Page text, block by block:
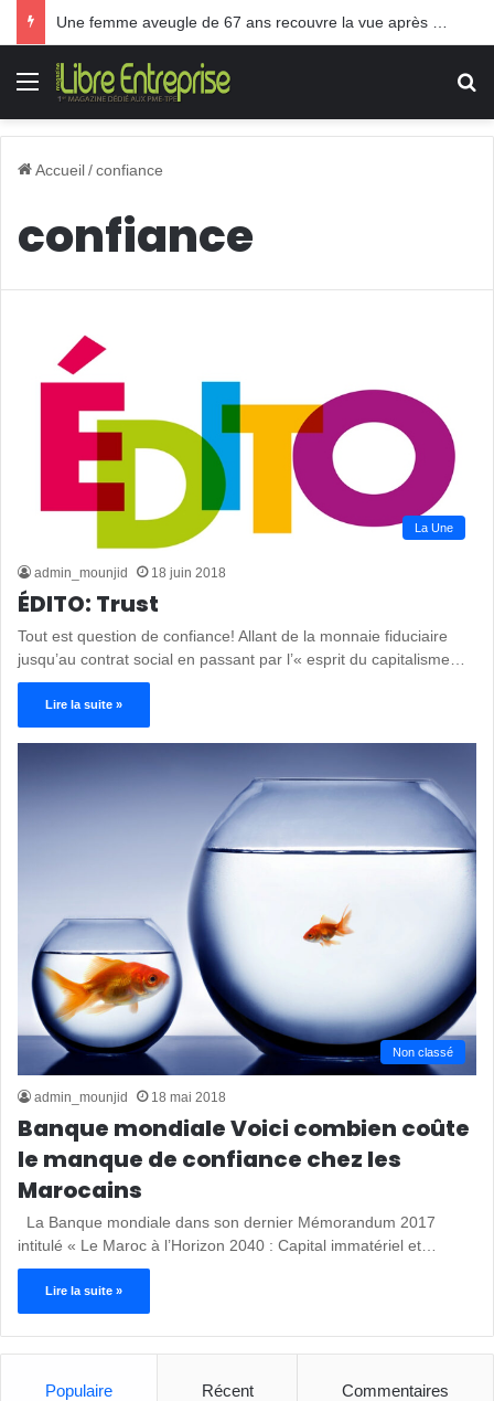
Menu
Accueil/confiance
confiance
La Une
admin_mounjid 18 juin 2018
ÉDITO: Trust
Tout est question de confiance! Allant de la monnaie fiduciaire
jusqu’au contrat social en passant par l’« esprit du capitalisme…
Lire la suite »
Non classé
admin_mounjid 18 mai 2018
Banque mondiale Voici combien coûte
le manque de confiance chez les
Marocains
La Banque mondiale dans son dernier Mémorandum 2017
intitulé « Le Maroc à l’Horizon 2040 : Capital immatériel et…
Lire la suite »
Populaire Récent Commentaires